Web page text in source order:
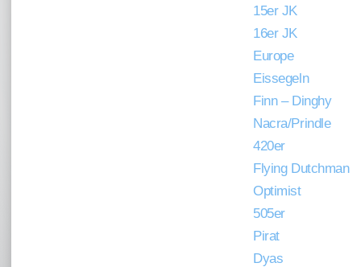
15er JK
16er JK
Europe
Eissegeln
Finn – Dinghy
Nacra/Prindle
420er
Flying Dutchman
Optimist
505er
Pirat
Dyas